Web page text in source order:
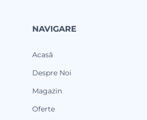
NAVIGARE
Acasă
Despre Noi
Magazin
Oferte